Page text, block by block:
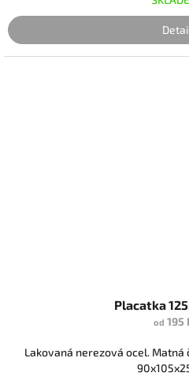
Placatka
od 195
Lakovaná nerezová ocel. Matná